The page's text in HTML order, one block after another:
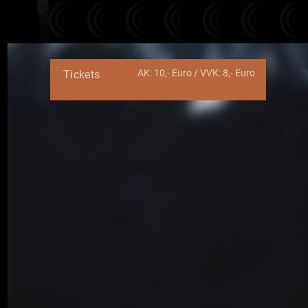
Tickets AK: 10,- Euro / VVK: 8,- Euro